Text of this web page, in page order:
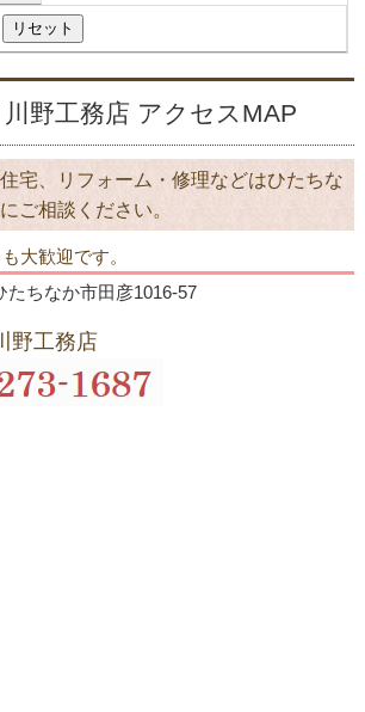
野工務店 アクセスMAP
宅、リフォーム・修理などはひたちな
ご相談ください。
大歓迎です。
たちなか市田彦1016-57
野工務店